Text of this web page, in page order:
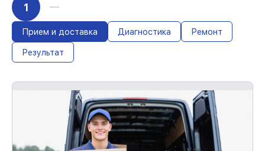
1
Прием и доставка Диагностика Ремонт
Результат